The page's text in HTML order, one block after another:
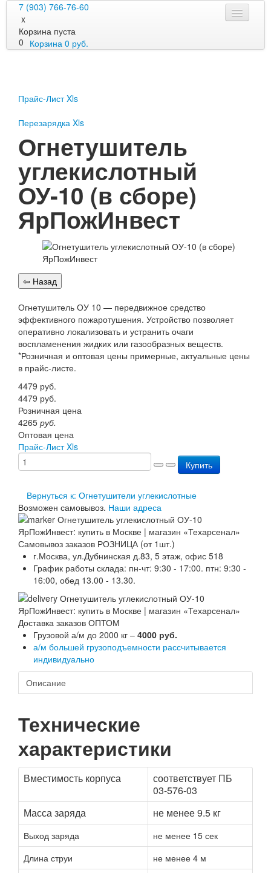
7 (903) 766-76-60
x
Корзина пуста
0 Корзина 0 руб.
Перезарядка ОП
Перезарядка ОВП
Доставка
Оплата
Гарантии
О нас
Статьи
Публичная оферта
Сертификаты
Вопрос-Ответ
Контакты
Пожарное оборудование
Перезарядка ОУ
Перезарядка ОВП
Оплата
Гарантии
О нас
Статьи
Публичная оферта
Сертификаты
Контакты
Прайс-Лист Xls
Перезарядка Xls
Огнетушитель
углекислотный
ОУ-10 (в сборе)
ЯрПожИнвест
Огнетушитель ОУ 10 — передвижное средство
эффективного пожаротушения. Устройство позволяет
оперативно локализовать и устранить очаги
воспламенения жидких или газообразных веществ.
*Розничная и оптовая цены примерные, актуальные цены
в прайс-листе.
4479 руб.
4479 руб.
Розничная цена
4265 руб.
Оптовая цена
Прайс-Лист Xls
Купить
Вернуться к: Огнетушители углекислотные
Возможен самовывоз. Наши адреса
Самовывоз заказов РОЗНИЦА (от 1шт.)
г.Москва, ул.Дубнинская д.83, 5 этаж, офис 518
График работы склада: пн-чт: 9:30 - 17:00. птн: 9:30 -
16:00, обед 13.00 - 13.30.
Доставка заказов ОПТОМ
Грузовой а/м до 2000 кг – 4000 руб.
а/м большей грузоподъемности рассчитывается
индивидуально
Описание
Технические
характеристики
Вместимость корпуса
соответствует ПБ
03-576-03
Масса заряда
не менее 9.5 кг
Выход заряда
не менее 15 сек
Длина струи
не менее 4 м